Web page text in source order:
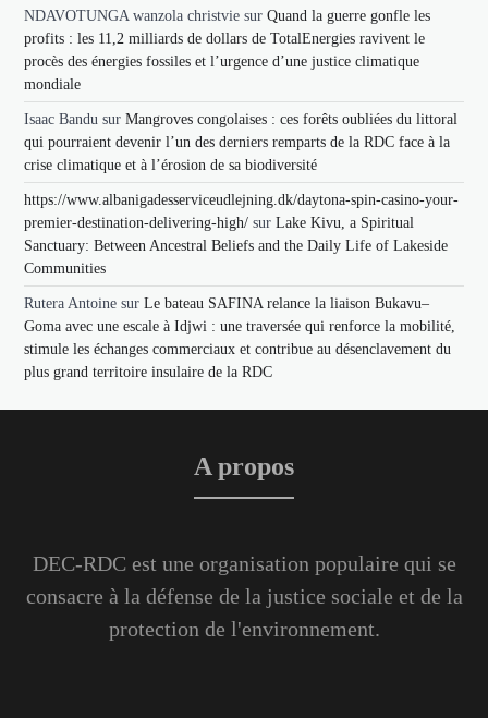
NDAVOTUNGA wanzola christvie surQuand la guerre gonfle les
profits : les 11,2 milliards de dollars de TotalEnergies ravivent le
procès des énergies fossiles et l’urgence d’une justice climatique
mondiale
Isaac Bandu surMangroves congolaises : ces forêts oubliées du littoral
qui pourraient devenir l’un des derniers remparts de la RDC face à la
crise climatique et à l’érosion de sa biodiversité
https://www.albanigadesserviceudlejning.dk/daytona-spin-casino-your-
premier-destination-delivering-high/ surLake Kivu, a Spiritual
Sanctuary: Between Ancestral Beliefs and the Daily Life of Lakeside
Communities
Rutera Antoine surLe bateau SAFINA relance la liaison Bukavu–
Goma avec une escale à Idjwi : une traversée qui renforce la mobilité,
stimule les échanges commerciaux et contribue au désenclavement du
plus grand territoire insulaire de la RDC
A propos
DEC-RDC est une organisation populaire qui se
consacre à la défense de la justice sociale et de la
protection de l'environnement.